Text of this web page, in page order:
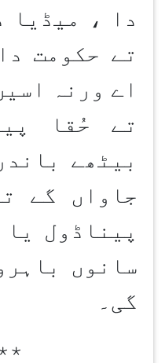
دا ، میڈیا
تے حکومت
اے ورنہ
تے حُقا
بیٹھے
جاواں گے
پیناڈول
سانوں
گی۔